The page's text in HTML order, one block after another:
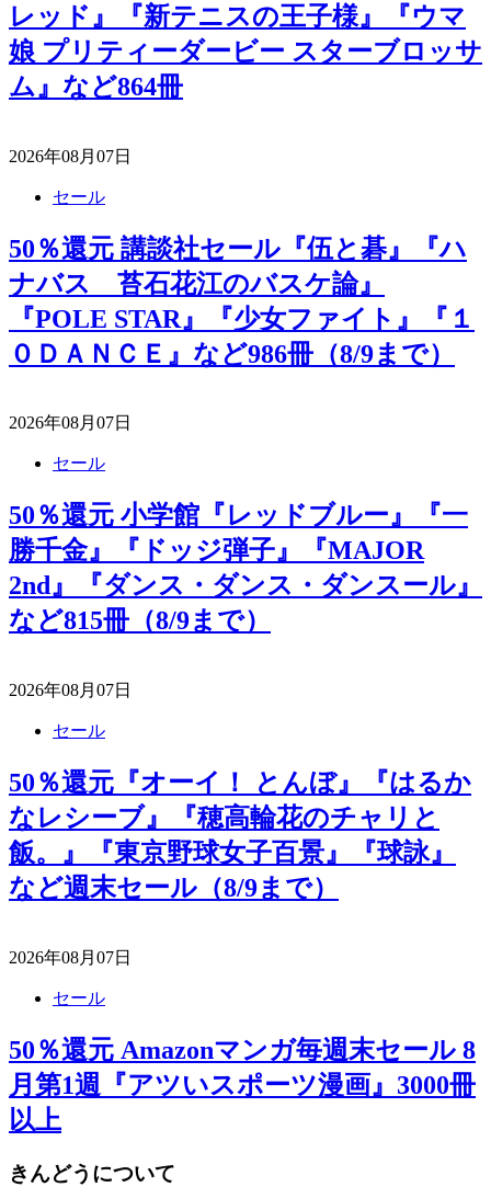
レッド』『新テニスの王子様』『ウマ
娘 プリティーダービー スターブロッサ
ム』など864冊
2026年08月07日
セール
50％還元 講談社セール『伍と碁』『ハ
ナバス 苔石花江のバスケ論』
『POLE STAR』『少女ファイト』『１
０ＤＡＮＣＥ』など986冊（8/9まで）
2026年08月07日
セール
50％還元 小学館『レッドブルー』『一
勝千金』『ドッジ弾子』『MAJOR
2nd』『ダンス・ダンス・ダンスール』
など815冊（8/9まで）
2026年08月07日
セール
50％還元『オーイ！ とんぼ』『はるか
なレシーブ』『穂高輪花のチャリと
飯。』『東京野球女子百景』『球詠』
など週末セール（8/9まで）
2026年08月07日
セール
50％還元 Amazonマンガ毎週末セール 8
月第1週『アツいスポーツ漫画』3000冊
以上
きんどうについて